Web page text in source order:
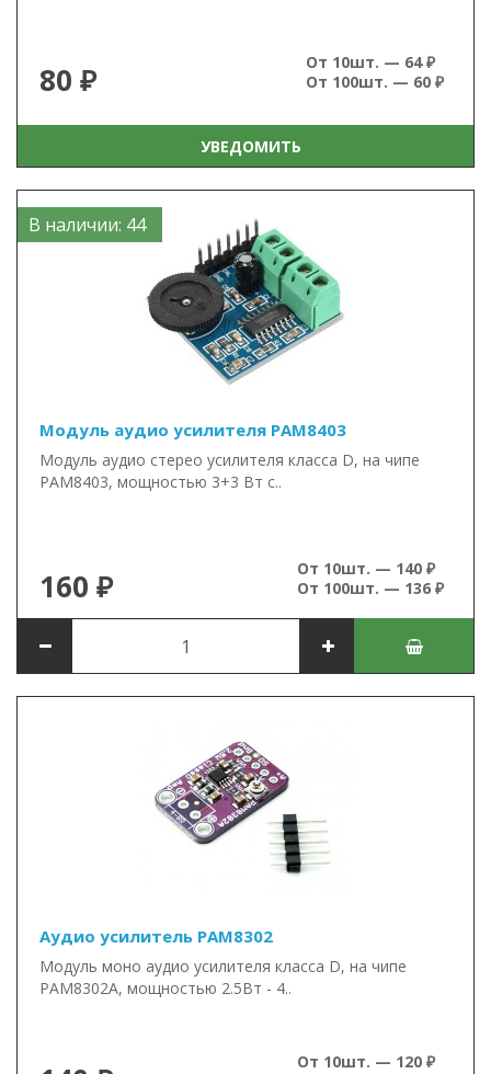
80 ₽
От 10шт. — 64 ₽
От 100шт. — 60 ₽
УВЕДОМИТЬ
В наличии: 44
Модуль аудио усилителя PAM8403
Модуль аудио стерео усилителя класса D, на чипе
PAM8403, мощностью 3+3 Вт с..
160 ₽
От 10шт. — 140 ₽
От 100шт. — 136 ₽
Аудио усилитель PAM8302
Модуль моно аудио усилителя класса D, на чипе
PAM8302A, мощностью 2.5Вт - 4..
От 10шт. — 120 ₽